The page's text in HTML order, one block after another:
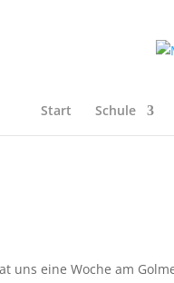
Start Schule
uns eine Woche am